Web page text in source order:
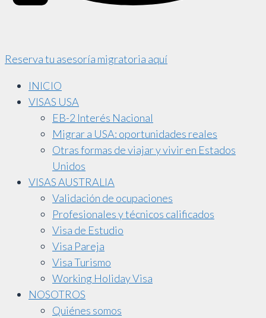
Reserva tu asesoría migratoria aquí
INICIO
VISAS USA
EB-2 Interés Nacional
Migrar a USA: oportunidades reales
Otras formas de viajar y vivir en Estados
Unidos
VISAS AUSTRALIA
Validación de ocupaciones
Profesionales y técnicos calificados
Visa de Estudio
Visa Pareja
Visa Turismo
Working Holiday Visa
NOSOTROS
Quiénes somos